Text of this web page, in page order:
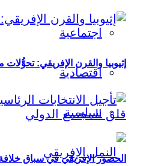
اجتماعية
اقتصادية
سياسية
إثيوبيا والقرن الإفريقي:
الحضور الإفريقي في سباق خلافة